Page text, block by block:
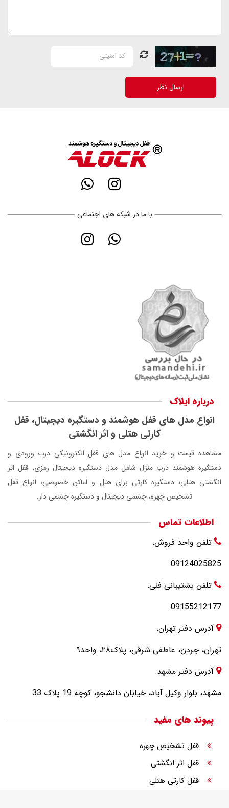
ارسال نظر
با ما در شبکه های اجتماعی
درباره ایلاک
انواع مدل های قفل هوشمند و دستگیره دیجیتال، قفل
کارتی هتلی و اثر انگشتی
مشاهده قیمت و خرید انواع مدل های قفل الکترونیکی درب ورودی و
دستگیره هوشمند درب منزل شامل مدل دستگیره دیجیتال رمزی، قفل اثر
انگشتی هتلی، دستگیره کارتی برای هتل و اماکن خصوصی، انواع قفل
تشخیص چهره، چشمی دیجیتال و دستگیره چشمی دار.
اطلاعات تماس
تلفن واحد فروش:
09124025825
تلفن پشتیبانی فنی:
09155212177
آدرس دفتر تهران:
تهران، جردن، عاطفی شرقی، پلاک۲۸، واحد۹
آدرس دفتر مشهد:
مشهد، بلوار وکیل آباد، خیابان دانشجو، کوچه 19 پلاک 33
پیوند های مفید
قفل تشخیص چهره
قفل اثر انگشتی
قفل کارتی هتلی